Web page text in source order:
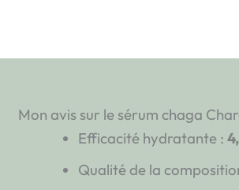
Mon avis sur le sérum chaga
Efficacité hydratante :
Qualité de la